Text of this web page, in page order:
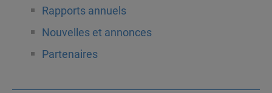
Rapports annuels
Nouvelles et annonces
Partenaires